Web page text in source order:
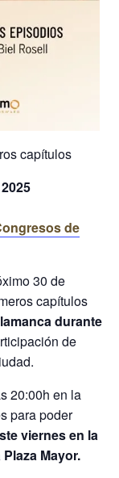
capítulos
de
30 de
capítulos
durante
de
20:00h en la
para poder
viernes en la
Mayor.